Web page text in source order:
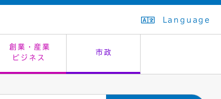
Language
創業・産業
ビジネス
市政
生活排水
教育委員会
救急・夜間診療
施設予約（まつぼっくり）
指定管理者制度
議会